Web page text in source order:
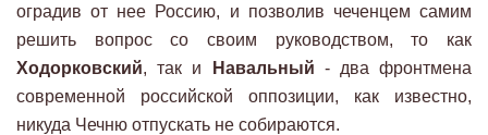
оградив от нее Россию, и позволив чеченцем самим
решить вопрос со своим руководством, то как
Ходорковский, так и Навальный - два фронтмена
современной российской оппозиции, как известно,
никуда Чечню отпускать не собираются.